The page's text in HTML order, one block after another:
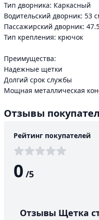
Тип дворника: Каркасный
Водительский дворник: 53
Пассажирский дворник:
Тип крепления: крючок
Преимущества:
Надежные щетки
Долгий срок службы
Мощная металлическая
Отзывы
Рейтинг покупателей
0 /5
Отзывы Щетка